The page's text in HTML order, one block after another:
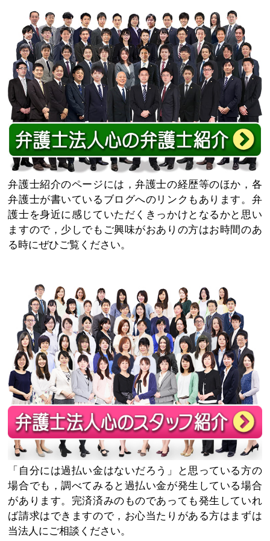
弁護士紹介のページには，弁護士の経歴等のほか，各
弁護士が書いているブログへのリンクもあります。弁
護士を身近に感じていただくきっかけとなるかと思い
ますので，少しでもご興味がおありの方はお時間のあ
る時にぜひご覧ください。
「自分には過払い金はないだろう」と思っている方の
場合でも，調べてみると過払い金が発生している場合
があります。完済済みのものであっても発生していれ
ば請求はできますので，お心当たりがある方はまずは
当法人にご相談ください。